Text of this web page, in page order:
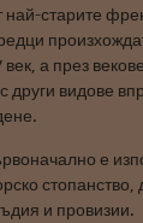
най-старите
а през
други видове
е
и провизии.